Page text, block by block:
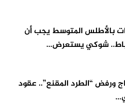
بالأطلس المتوسط يجب أن
شوكي يستعرض…
ورفض “الطرد المقنع”.. عقود